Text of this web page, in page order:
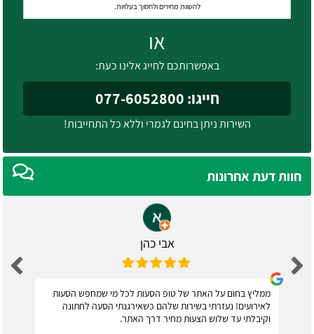
להשוות מחירים ולחסוך בעלויות.
או
באפשרותכם לחייג אלינו כעת:
חייגו: 077-6052800
השירות ניתן בחינם לגמרי וללא כל התחייבות!
חוות דעת אחרונות
אבי כהן
ממליץ בחום על האתר של טופ הסעות לכל מי שמחפש הסעות
לאירועים! נעזרתי בשירות שלהם כשאירגנתי הסעה לחתונה
וקיבלתי עד שלוש הצעות מחיר דרך האתר.